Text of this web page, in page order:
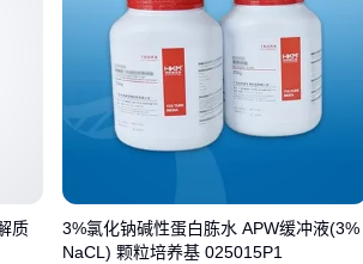
等细分产品设计思路。
质
3%氯化钠碱性蛋白胨水 APW缓冲液(3%
NaCL) 颗粒培养基 025015P1